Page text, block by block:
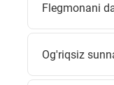
Flegmonani
Og'riqsiz